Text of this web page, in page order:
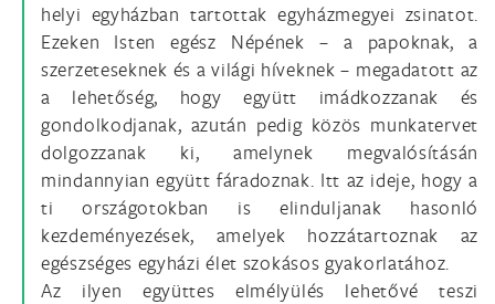
helyi egyházban tartottak egyházmegyei zsinatot.
Ezeken Isten egész Népének – a papoknak, a
szerzeteseknek és a világi híveknek – megadatott az
a lehetőség, hogy együtt imádkozzanak és
gondolkodjanak, azután pedig közös munkatervet
dolgozzanak ki, amelynek megvalósításán
mindannyian együtt fáradoznak. Itt az ideje, hogy a
ti országotokban is elinduljanak hasonló
kezdeményezések, amelyek hozzátartoznak az
egészséges egyházi élet szokásos gyakorlatához.
Az ilyen együttes elmélyülés lehetővé teszi